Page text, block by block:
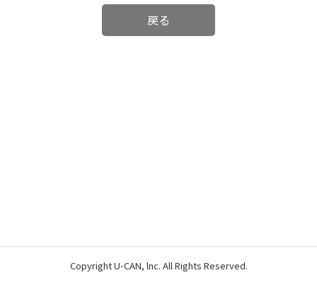
戻る
Copyright U-CAN, lnc. All Rights Reserved.